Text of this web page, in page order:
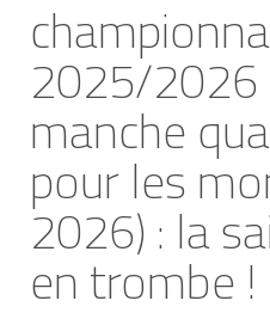
2025/2026
manche
pour les
2026) : la
en trombe !